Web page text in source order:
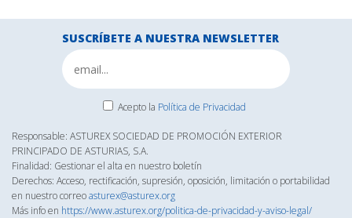
SUSCRÍBETE A NUESTRA NEWSLETTER
Acepto la Política de Privacidad
Responsable: ASTUREX SOCIEDAD DE PROMOCIÓN EXTERIOR
PRINCIPADO DE ASTURIAS, S.A.
Finalidad: Gestionar el alta en nuestro boletín
Derechos: Acceso, rectificación, supresión, oposición, limitación o portabilidad
en nuestro correoasturex@asturex.org
Más info en https://www.asturex.org/politica-de-privacidad-y-aviso-legal/